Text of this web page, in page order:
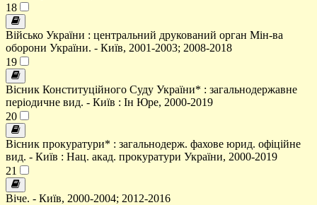
18
Військо України : центральний друкований орган Мін-ва
оборони України. - Київ, 2001-2003; 2008-2018
19
Вісник Конституційного Суду України* : загальнодержавне
періодичне вид. - Київ : Ін Юре, 2000-2019
20
Вісник прокуратури* : загальнодерж. фахове юрид. офіційне
вид. - Київ : Нац. акад. прокуратури України, 2000-2019
21
Віче. - Київ, 2000-2004; 2012-2016